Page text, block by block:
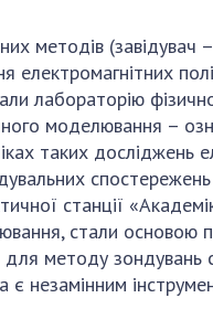
методів
електромагнітних
лабораторію
моделювання –
таких досліджень
станції
стали
методу зондувань
незамінним